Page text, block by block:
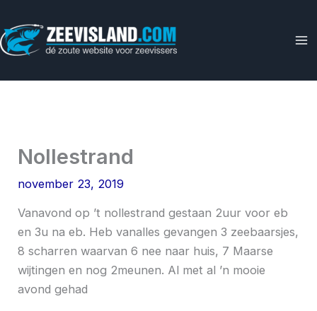
naar
de
Nollestrand
november 23, 2019
Vanavond op ’t nollestrand gestaan 2uur voor eb
en 3u na eb. Heb vanalles gevangen 3 zeebaarsjes,
8 scharren waarvan 6 nee naar huis, 7 Maarse
wijtingen en nog 2meunen. Al met al ’n mooie
avond gehad